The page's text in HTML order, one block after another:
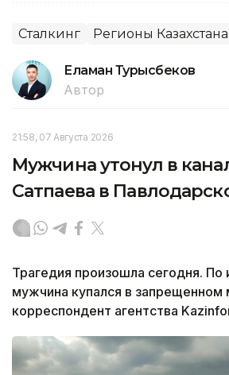
Сталкинг Регионы Казахстана
Еламан Турысбеков
Автор
21:58, 07 Августа 2026
Мужчина утонул в
Сатпаева в
Трагедия произошла сегодня.
мужчина купался в запрещенном
корреспондент агентства